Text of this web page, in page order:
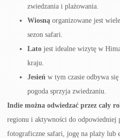
zwiedzania i plażowania.
Wiosną organizowane jest
sezon safari.
Lato jest idealne wizytę w
kraju.
Jesień w tym czasie odbywa
pogoda sprzyja zwiedzaniu.
Indie można odwiedzać przez cały
regionu i aktywności do odpowiedniej
fotograficzne safari, jogę na plaży lub